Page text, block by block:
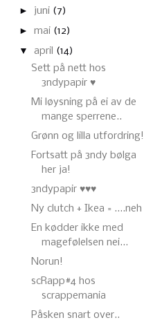
► juni (7)
► mai (12)
▼ april (14)
Sett på nett hos
3ndypapir ♥
Mi løysning på ei av de
mange sperrene..
Grønn og lilla utfordring!
Fortsatt på 3ndy bølga
her ja!
3ndypapir ♥♥♥
Ny clutch + Ikea = ....neh
En kødder ikke med
magefølelsen nei...
Norun!
scRapp#4 hos
scrappemania
Påsken snart over..